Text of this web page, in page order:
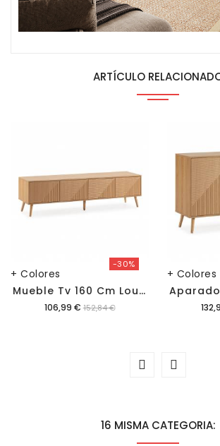
ARTÍCULO
+ Colores
-30%
M
Ueble Tv 160 Cm Louise
Precio
106,99 € 152,84 €
+ Colores
16 MISMA CATEGORIA: